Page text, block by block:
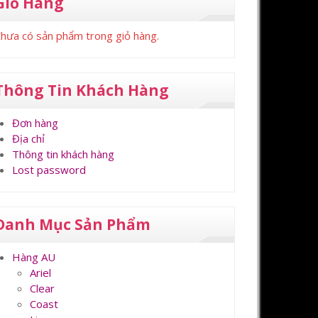
có sản phẩm trong giỏ hàng.
Tin Khách Hàng
Đơn hàng
Địa chỉ
Thông tin khách hàng
Lost password
Mục Sản Phẩm
Hàng AU
Ariel
Clear
Coast